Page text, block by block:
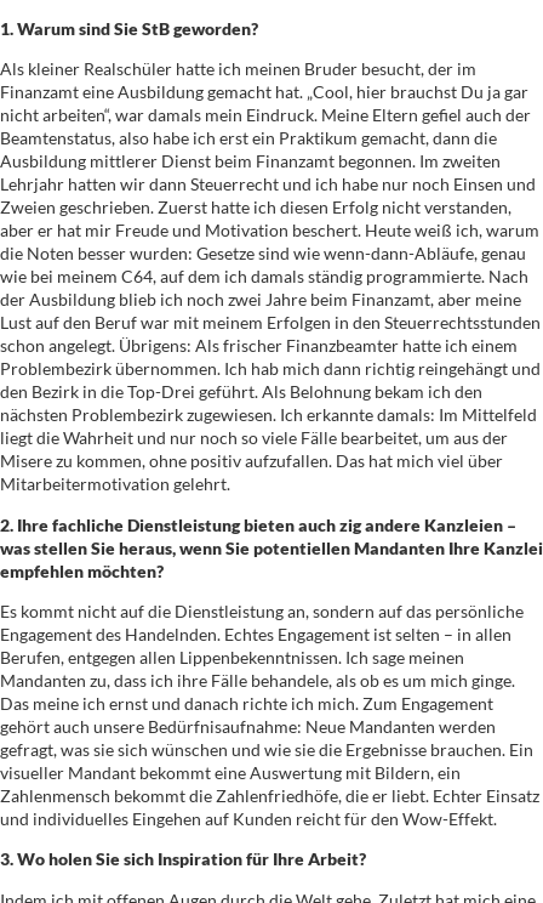
1. Warum sind Sie StB geworden?
Als kleiner Realschüler hatte ich meinen Bruder besucht, der im
Finanzamt eine Ausbildung gemacht hat. „Cool, hier brauchst Du ja gar
nicht arbeiten“, war damals mein Eindruck. Meine Eltern gefiel auch der
Beamtenstatus, also habe ich erst ein Praktikum gemacht, dann die
Ausbildung mittlerer Dienst beim Finanzamt begonnen. Im zweiten
Lehrjahr hatten wir dann Steuerrecht und ich habe nur noch Einsen und
Zweien geschrieben. Zuerst hatte ich diesen Erfolg nicht verstanden,
aber er hat mir Freude und Motivation beschert. Heute weiß ich, warum
die Noten besser wurden: Gesetze sind wie wenn-dann-Abläufe, genau
wie bei meinem C64, auf dem ich damals ständig programmierte. Nach
der Ausbildung blieb ich noch zwei Jahre beim Finanzamt, aber meine
Lust auf den Beruf war mit meinem Erfolgen in den Steuerrechtsstunden
schon angelegt. Übrigens: Als frischer Finanzbeamter hatte ich einem
Problembezirk übernommen. Ich hab mich dann richtig reingehängt und
den Bezirk in die Top-Drei geführt. Als Belohnung bekam ich den
nächsten Problembezirk zugewiesen. Ich erkannte damals: Im Mittelfeld
liegt die Wahrheit und nur noch so viele Fälle bearbeitet, um aus der
Misere zu kommen, ohne positiv aufzufallen. Das hat mich viel über
Mitarbeitermotivation gelehrt.
2. Ihre fachliche Dienstleistung bieten auch zig andere Kanzleien –
was stellen Sie heraus, wenn Sie potentiellen Mandanten Ihre Kanzlei
empfehlen möchten?
Es kommt nicht auf die Dienstleistung an, sondern auf das persönliche
Engagement des Handelnden. Echtes Engagement ist selten – in allen
Berufen, entgegen allen Lippenbekenntnissen. Ich sage meinen
Mandanten zu, dass ich ihre Fälle behandele, als ob es um mich ginge.
Das meine ich ernst und danach richte ich mich. Zum Engagement
gehört auch unsere Bedürfnisaufnahme: Neue Mandanten werden
gefragt, was sie sich wünschen und wie sie die Ergebnisse brauchen. Ein
visueller Mandant bekommt eine Auswertung mit Bildern, ein
Zahlenmensch bekommt die Zahlenfriedhöfe, die er liebt. Echter Einsatz
und individuelles Eingehen auf Kunden reicht für den Wow-Effekt.
3. Wo holen Sie sich Inspiration für Ihre Arbeit?